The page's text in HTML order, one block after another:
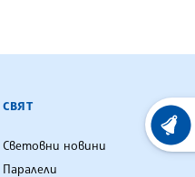
АГЕНЦИЯ
СВЯТ
Световни новини
Паралели